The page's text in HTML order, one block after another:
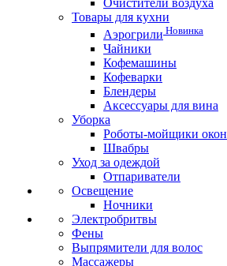
Очистители воздуха
Товары для кухни
Аэрогрили Новинка
Чайники
Кофемашины
Кофеварки
Блендеры
Аксессуары для вина
Уборка
Роботы-мойщики окон
Швабры
Уход за одеждой
Отпариватели
Освещение
Ночники
Электробритвы
Фены
Выпрямители для волос
Массажеры